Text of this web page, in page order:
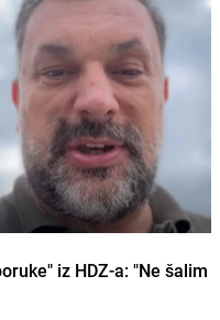
iz HDZ-a: "Ne šalim